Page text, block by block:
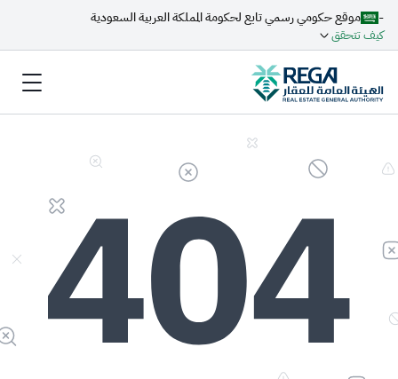
-
موقع حكومي رسمي تابع لحكومة المملكة العربية السعودية
كيف تتحقق